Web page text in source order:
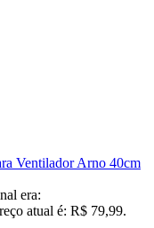
Ventilador Arno 40cm
era:
atual é: R$ 79,99.